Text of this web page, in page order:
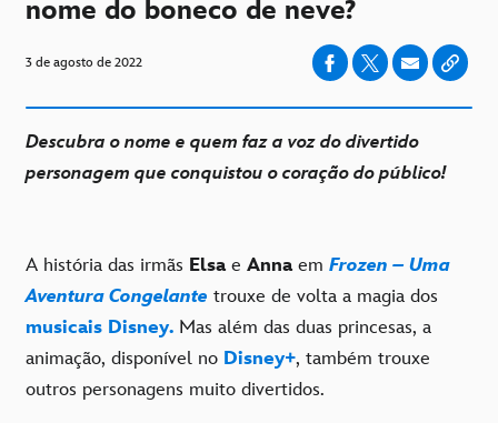
nome do boneco de neve?
3 de agosto de 2022
Descubra o nome e quem faz a voz do divertido
personagem que conquistou o coração do público!
A história das irmãs Elsae Annaem Frozen – Uma
Aventura Congelante trouxe de volta a magia dos
musicais Disney. Mas além das duas princesas, a
animação, disponível no Disney+, também trouxe
outros personagens muito divertidos.